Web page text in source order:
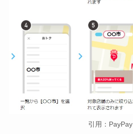
引用：PayPay